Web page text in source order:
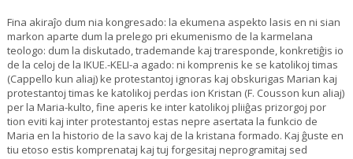
Fina akiraĵo dum nia kongresado: la ekumena aspekto lasis en ni sian
markon aparte dum la prelego pri ekumenismo de la karmelana
teologo: dum la diskutado, trademande kaj traresponde, konkretiĝis io
de la celoj de la IKUE.-KELI-a agado: ni komprenis ke se katolikoj timas
(Cappello kun aliaj) ke protestantoj ignoras kaj obskurigas Marian kaj
protestantoj timas ke katolikoj perdas ion Kristan (F. Cousson kun aliaj)
per la Maria-kulto, fine aperis ke inter katolikoj pliiĝas prizorgoj por
tion eviti kaj inter protestantoj estas nepre asertata la funkcio de
Maria en la historio de la savo kaj de la kristana formado. Kaj ĝuste en
tiu etoso estis komprenataj kaj tuj forgesitaj neprogramitaj sed